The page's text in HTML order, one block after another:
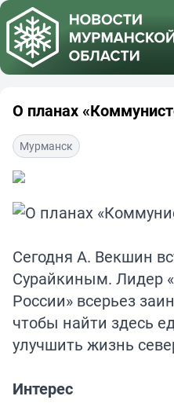
О планах
Мурманск
Сегодня А. Векшин
Сурайкиным. Лидер
России» всерьез
чтобы найти здесь
улучшить жизнь
Интерес